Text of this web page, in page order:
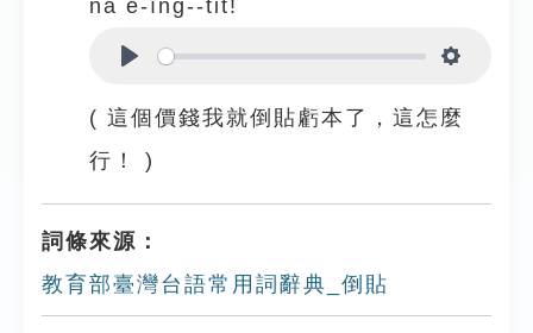
ná ē-īng--tit!
( 這個價錢我就倒貼虧本了，這怎麼
行！ )
詞條來源：
教育部臺灣台語常用詞辭典_倒貼